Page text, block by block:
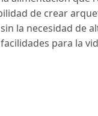
de crear
la necesidad de
para la